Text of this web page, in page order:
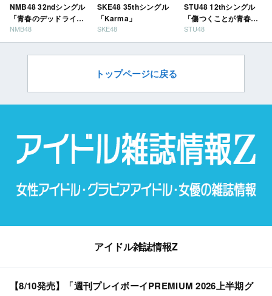
NMB48 32ndシングル
「青春のデッドライ
ン」
NMB48
SKE48 35thシングル
「Karma」
SKE48
STU48 12thシングル
「傷つくことが青春
だ」
STU48
トップページに戻る
アイドル雑誌情報Z
【8/10発売】「週刊プレイボーイPREMIUM 2026上半期グ